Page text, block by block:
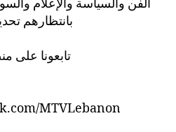
الفن والسياسة والإعلام
بانتظارهم
تابعونا على
MTVLebanon